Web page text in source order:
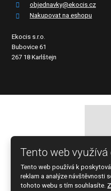
objednavky@ekocis.cz
Nakupovat na eshopu
Ekocis s.r.o.
Bubovice 61
267 18 Karlštejn
© 2026 EKOCIS, spol. s
Mapa stránek
Tento web využívá
Tento web používá k
reklam a analýze návštěvnosti
tohoto webu s tím souhlasíte.